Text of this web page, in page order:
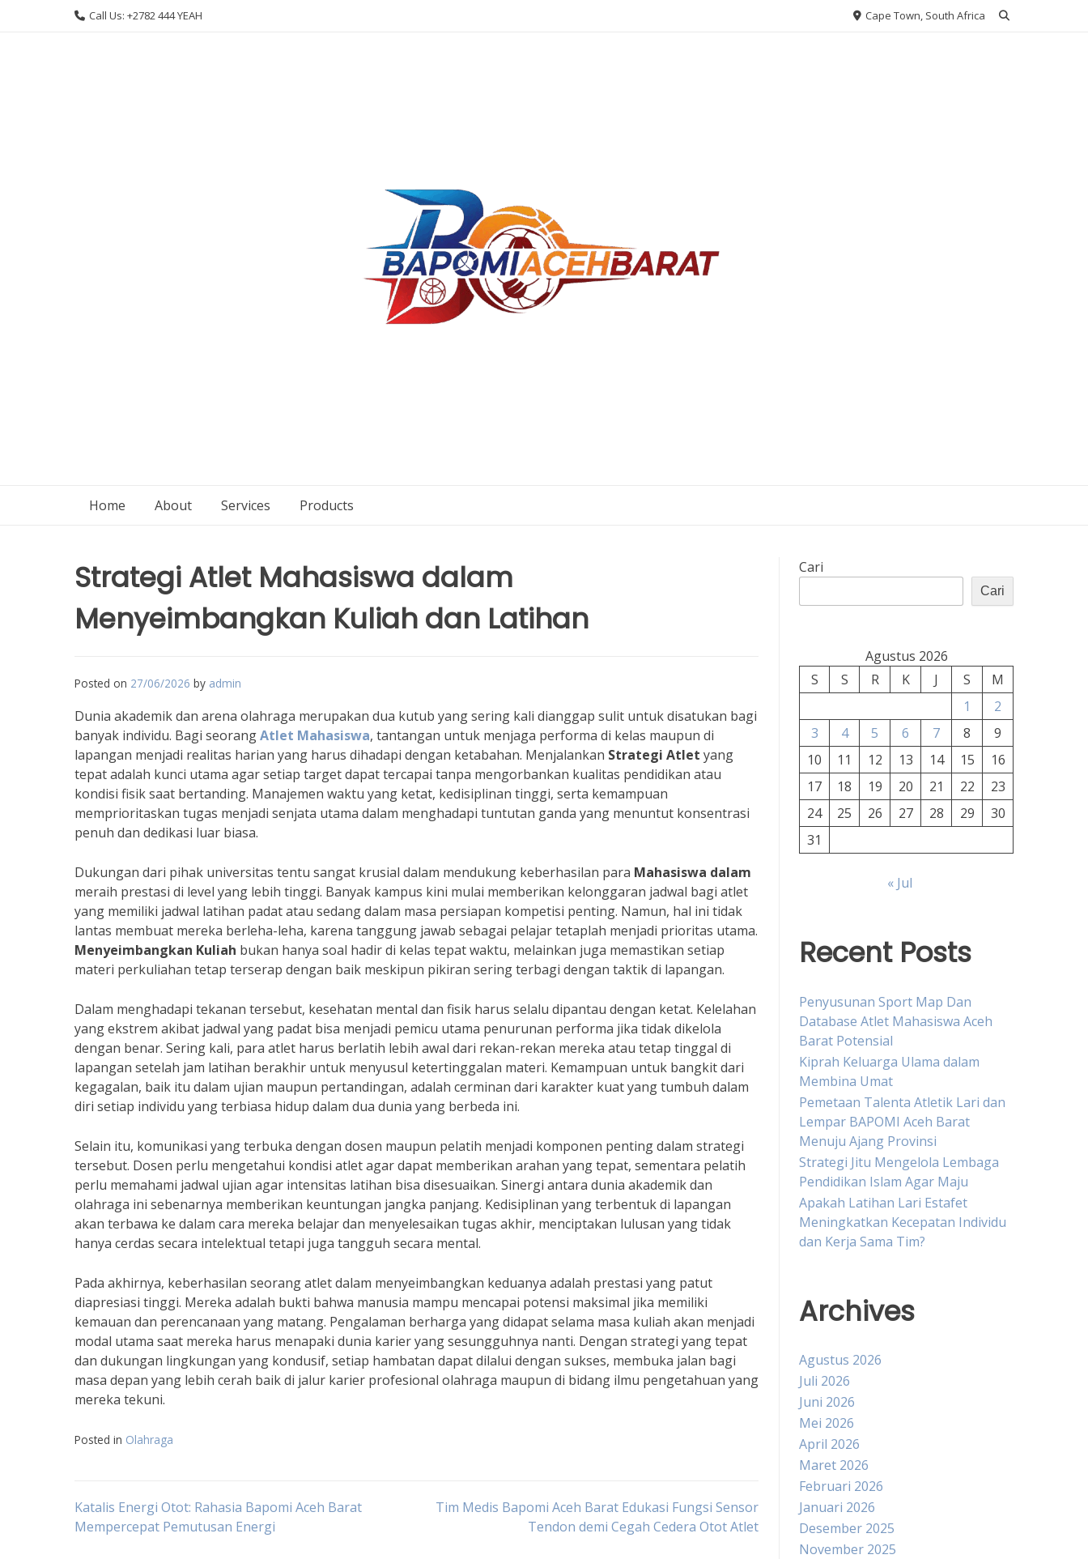
Call Us: +2782 444 YEAH Cape Town, South Africa
Home About Services Products
Strategi Atlet Mahasiswa dalam
Menyeimbangkan Kuliah dan Latihan
Posted on 27/06/2026 by admin
Dunia akademik dan arena olahraga merupakan dua kutub yang sering kali dianggap sulit untuk disatukan bagi
banyak individu. Bagi seorangAtlet Mahasiswa, tantangan untuk menjaga performa di kelas maupun di
lapangan menjadi realitas harian yang harus dihadapi dengan ketabahan. Menjalankan Strategi Atlet yang
tepat adalah kunci utama agar setiap target dapat tercapai tanpa mengorbankan kualitas pendidikan atau
kondisi fisik saat bertanding. Manajemen waktu yang ketat, kedisiplinan tinggi, serta kemampuan
memprioritaskan tugas menjadi senjata utama dalam menghadapi tuntutan ganda yang menuntut konsentrasi
penuh dan dedikasi luar biasa.
Dukungan dari pihak universitas tentu sangat krusial dalam mendukung keberhasilan para Mahasiswa dalam
meraih prestasi di level yang lebih tinggi. Banyak kampus kini mulai memberikan kelonggaran jadwal bagi atlet
yang memiliki jadwal latihan padat atau sedang dalam masa persiapan kompetisi penting. Namun, hal ini tidak
lantas membuat mereka berleha-leha, karena tanggung jawab sebagai pelajar tetaplah menjadi prioritas utama.
Menyeimbangkan Kuliah bukan hanya soal hadir di kelas tepat waktu, melainkan juga memastikan setiap
materi perkuliahan tetap terserap dengan baik meskipun pikiran sering terbagi dengan taktik di lapangan.
Dalam menghadapi tekanan tersebut, kesehatan mental dan fisik harus selalu dipantau dengan ketat. Kelelahan
yang ekstrem akibat jadwal yang padat bisa menjadi pemicu utama penurunan performa jika tidak dikelola
dengan benar. Sering kali, para atlet harus berlatih lebih awal dari rekan-rekan mereka atau tetap tinggal di
lapangan setelah jam latihan berakhir untuk menyusul ketertinggalan materi. Kemampuan untuk bangkit dari
kegagalan, baik itu dalam ujian maupun pertandingan, adalah cerminan dari karakter kuat yang tumbuh dalam
diri setiap individu yang terbiasa hidup dalam dua dunia yang berbeda ini.
Selain itu, komunikasi yang terbuka dengan dosen maupun pelatih menjadi komponen penting dalam strategi
tersebut. Dosen perlu mengetahui kondisi atlet agar dapat memberikan arahan yang tepat, sementara pelatih
perlu memahami jadwal ujian agar intensitas latihan bisa disesuaikan. Sinergi antara dunia akademik dan
olahraga ini sebenarnya memberikan keuntungan jangka panjang. Kedisiplinan yang terbentuk di lapangan
akan terbawa ke dalam cara mereka belajar dan menyelesaikan tugas akhir, menciptakan lulusan yang tidak
hanya cerdas secara intelektual tetapi juga tangguh secara mental.
Pada akhirnya, keberhasilan seorang atlet dalam menyeimbangkan keduanya adalah prestasi yang patut
diapresiasi tinggi. Mereka adalah bukti bahwa manusia mampu mencapai potensi maksimal jika memiliki
kemauan dan perencanaan yang matang. Pengalaman berharga yang didapat selama masa kuliah akan menjadi
modal utama saat mereka harus menapaki dunia karier yang sesungguhnya nanti. Dengan strategi yang tepat
dan dukungan lingkungan yang kondusif, setiap hambatan dapat dilalui dengan sukses, membuka jalan bagi
masa depan yang lebih cerah baik di jalur karier profesional olahraga maupun di bidang ilmu pengetahuan yang
mereka tekuni.
Posted in Olahraga
Navigasi
Katalis Energi Otot: Rahasia Bapomi Aceh Barat
Mempercepat Pemutusan Energi
Tim Medis Bapomi Aceh Barat Edukasi Fungsi Sensor
Tendon demi Cegah Cedera Otot Atlet
Cari
Cari
Agustus 2026
S
S R K J S
M
1
2
3
4 5 6 7 8
9
10
11 12 13 14 15
16
17
18 19 20 21 22
23
24
25 26 27 28 29
30
31
« Jul
Recent Posts
Penyusunan Sport Map Dan
Database Atlet Mahasiswa Aceh
Barat Potensial
Kiprah Keluarga Ulama dalam
Membina Umat
Pemetaan Talenta Atletik Lari dan
Lempar BAPOMI Aceh Barat
Menuju Ajang Provinsi
Strategi Jitu Mengelola Lembaga
Pendidikan Islam Agar Maju
Apakah Latihan Lari Estafet
Meningkatkan Kecepatan Individu
dan Kerja Sama Tim?
Archives
Agustus 2026
Juli 2026
Juni 2026
Mei 2026
April 2026
Maret 2026
Februari 2026
Januari 2026
Desember 2025
November 2025